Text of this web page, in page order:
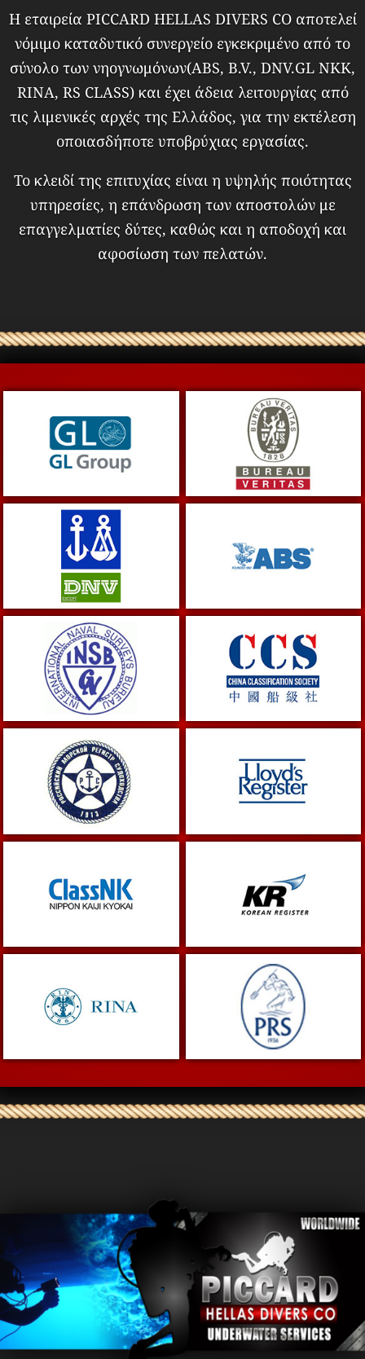
Η εταιρεία PICCARD HELLAS DIVERS CO αποτελεί
νόμιμο καταδυτικό συνεργείο εγκεκριμένο από το
σύνολο των νηογνωμόνων(ABS, B.V., DNV.GL NKK,
RINA, RS CLASS) και έχει άδεια λειτουργίας από
τις λιμενικές αρχές της Ελλάδος, για την εκτέλεση
οποιασδήποτε υποβρύχιας εργασίας.
Το κλειδί της επιτυχίας είναι η υψηλής ποιότητας
υπηρεσίες, η επάνδρωση των αποστολών με
επαγγελματίες δύτες, καθώς και η αποδοχή και
αφοσίωση των πελατών.